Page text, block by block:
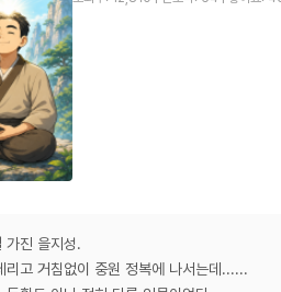
가진 을지성.
리고 거침없이 중원 정복에 나서는데......